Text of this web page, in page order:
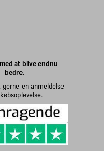
at blive endnu
bedre.
en anmeldelse